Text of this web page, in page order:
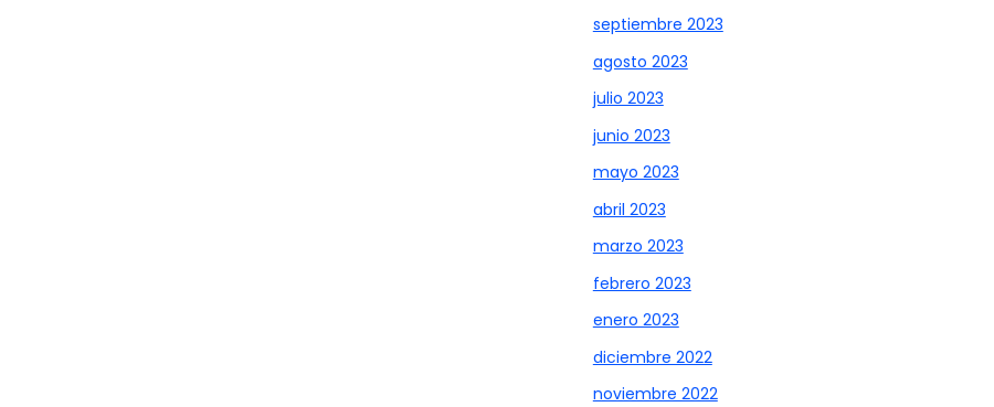
septiembre 2023
agosto 2023
julio 2023
junio 2023
mayo 2023
abril 2023
marzo 2023
febrero 2023
enero 2023
diciembre 2022
noviembre 2022